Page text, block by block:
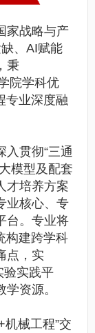
家战略与产
、AI赋能
秉
院学科优
专业深度融
入贯彻“三通
模型及配套
才培养方案
业核心、专
台。专业将
构建跨学科
点，实
验实践平
资源。
械工程”交